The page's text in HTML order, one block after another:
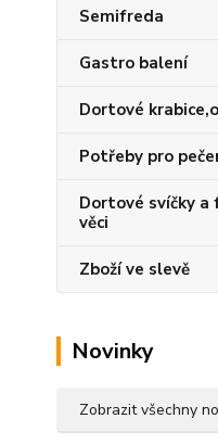
Semifreda
Gastro balení
Dortové
Potřeby pro
Dortové svíčky
věci
Zboží ve slevě
Novinky
Zobrazit všechny